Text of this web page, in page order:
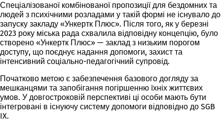
Спеціалізованої комбінованої пропозиції для бездомних та
людей з психічними розладами у такій формі не існувало до
запуску закладу «Ункертк Плюс». Після того, як у березні
2023 року міська рада схвалила відповідну концепцію, було
створено «Ункертк Плюс» — заклад з низьким порогом
доступу, що поєднує надання допомоги, захист та
інтенсивний соціально-педагогічний супровід.
Початково метою є забезпечення базового догляду за
мешканцями та запобігання погіршенню їхніх життєвих
умов. У довгостроковій перспективі ці особи мають бути
інтегровані в існуючу систему допомоги відповідно до SGB
IX.